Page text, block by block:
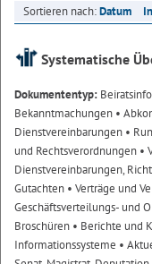
Sortieren nach:Datum
Systematische
Dokumententyp:
Bekanntmachungen •
Dienstvereinbarungen •
und Rechtsverordnungen •
Dienstvereinbarungen,
Gutachten • Verträge und
Geschäftsverteilungs- und
Broschüren • Berichte und
Informationssysteme •